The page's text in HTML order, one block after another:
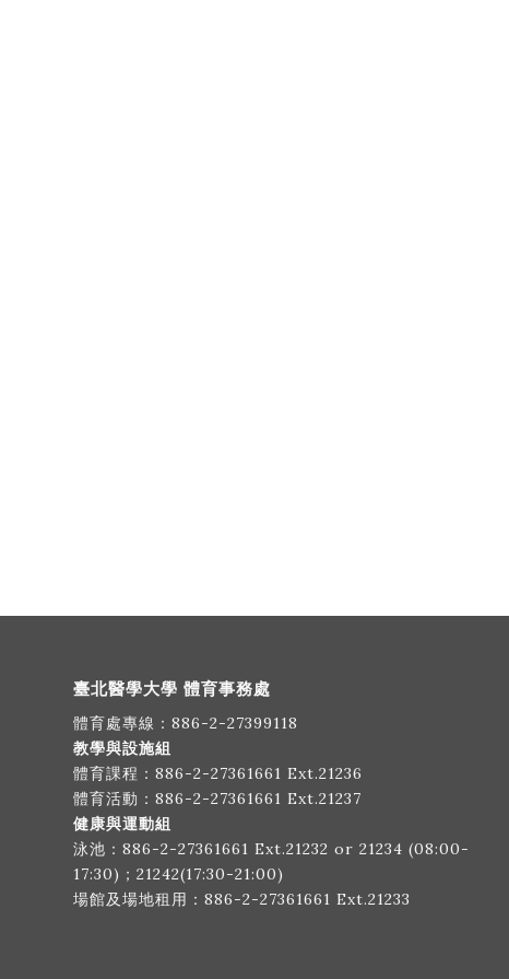
臺北醫學大學 體育事務處
體育處專線： 886-2-27399118
教學與設施組
體育課程： 886-2-27361661 Ext.21236
體育活動： 886-2-27361661 Ext.21237
健康與運動組
泳池： 886-2-27361661 Ext.21232 or 21234 (08:00-
17:30)；21242(17:30-21:00)
場館及場地租用： 886-2-27361661 Ext.21233